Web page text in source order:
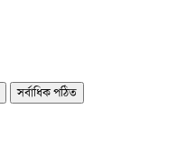
সর্বাধিক পঠিত